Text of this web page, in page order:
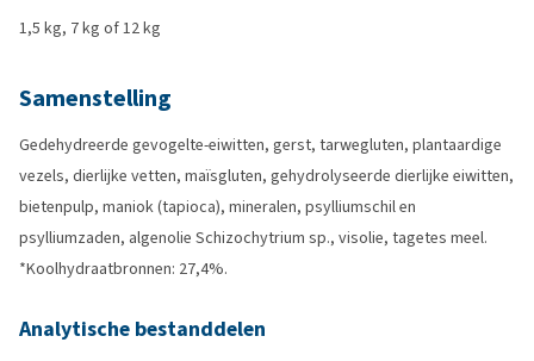
1,5 kg, 7 kg of 12 kg
Samenstelling
Gedehydreerde gevogelte-eiwitten, gerst, tarwegluten, plantaardige
vezels, dierlijke vetten, maïsgluten, gehydrolyseerde dierlijke eiwitten,
bietenpulp, maniok (tapioca), mineralen, psylliumschil en
psylliumzaden, algenolie Schizochytrium sp., visolie, tagetes meel.
*Koolhydraatbronnen: 27,4%.
Analytische bestanddelen